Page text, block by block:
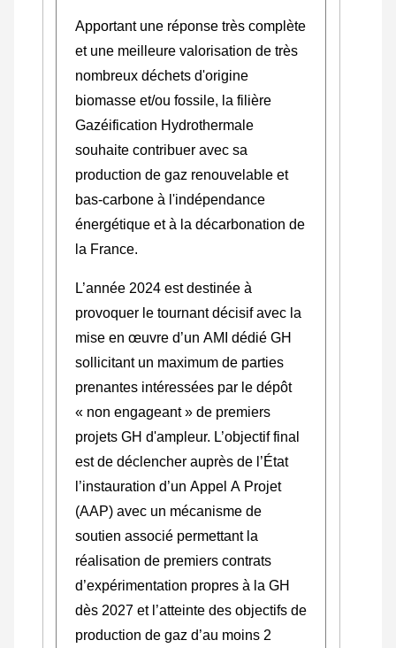
Apportant une réponse très complète
et une meilleure valorisation de très
nombreux déchets d'origine
biomasse et/ou fossile, la filière
Gazéification Hydrothermale
souhaite contribuer avec sa
production de gaz renouvelable et
bas-carbone à l'indépendance
énergétique et à la décarbonation de
la France.
L’année 2024 est destinée à
provoquer le tournant décisif avec la
mise en œuvre d’un AMI dédié GH
sollicitant un maximum de parties
prenantes intéressées par le dépôt
« non engageant » de premiers
projets GH d'ampleur. L’objectif final
est de déclencher auprès de l’État
l’instauration d’un Appel A Projet
(AAP) avec un mécanisme de
soutien associé permettant la
réalisation de premiers contrats
d’expérimentation propres à la GH
dès 2027 et l’atteinte des objectifs de
production de gaz d’au moins 2